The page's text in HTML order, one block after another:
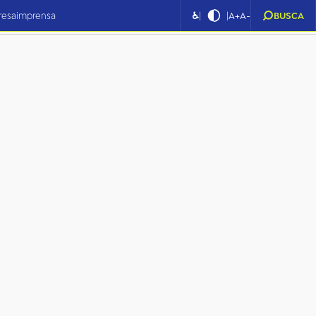
imprensa ♿| |A+A- BUSCA